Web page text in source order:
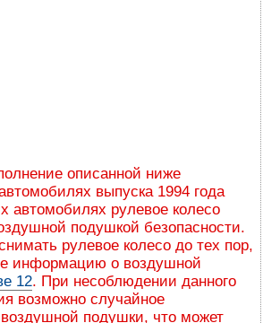
описанной ниже
выпуска 1994 года
автомобилях рулевое колесо
подушкой безопасности.
рулевое колесо до тех пор,
информацию о воздушной
12. При несоблюдении данного
возможно случайное
подушки, что может